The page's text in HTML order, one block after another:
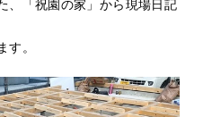
、「祝園の家」から現場日記
す。